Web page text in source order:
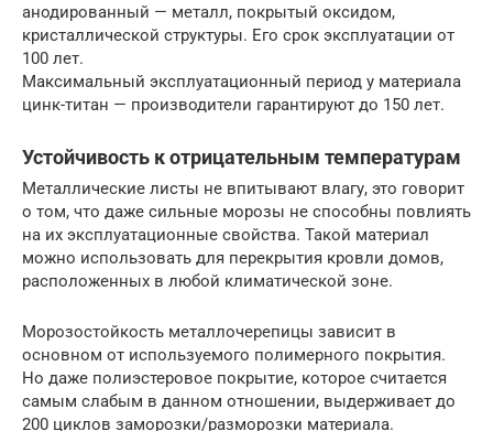
анодированный — металл, покрытый оксидом,
кристаллической структуры. Его срок эксплуатации от
100 лет.
Максимальный эксплуатационный период у материала
цинк-титан — производители гарантируют до 150 лет.
Устойчивость к отрицательным температурам
Металлические листы не впитывают влагу, это говорит
о том, что даже сильные морозы не способны повлиять
на их эксплуатационные свойства. Такой материал
можно использовать для перекрытия кровли домов,
расположенных в любой климатической зоне.
Морозостойкость металлочерепицы зависит в
основном от используемого полимерного покрытия.
Но даже полиэстеровое покрытие, которое считается
самым слабым в данном отношении, выдерживает до
200 циклов заморозки/разморозки материала.